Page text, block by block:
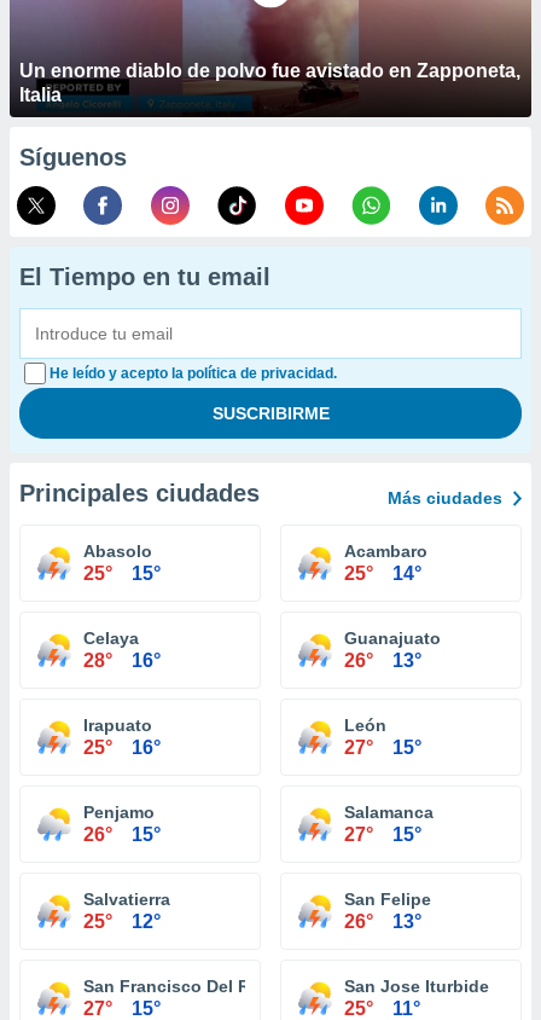
Un enorme diablo de polvo fue avistado en Zapponeta,
Italia
Síguenos
El Tiempo en tu email
He leído y acepto la política de privacidad.
Principales ciudades Más ciudades
Abasolo
25° 15°
Acambaro
25° 14°
Celaya
28° 16°
Guanajuato
26° 13°
Irapuato
25° 16°
León
27° 15°
Penjamo
26° 15°
Salamanca
27° 15°
Salvatierra
25° 12°
San Felipe
26° 13°
San Francisco Del Rincon
27° 15°
San Jose Iturbide
25° 11°